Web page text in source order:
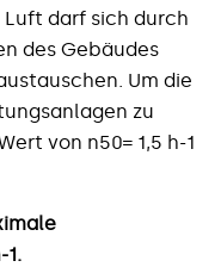
Luft darf sich durch
des Gebäudes
Um die
zu
von n50= 1,5 h-1
1.